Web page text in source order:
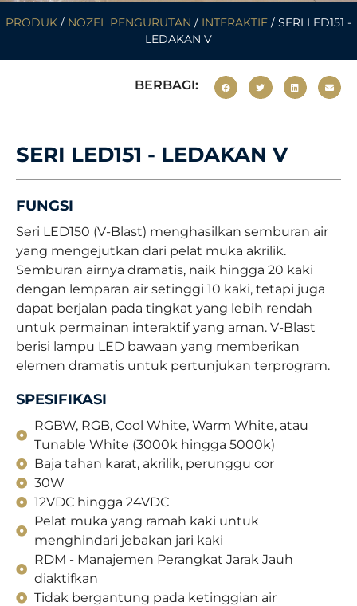
PRODUK / NOZEL PENGURUTAN / INTERAKTIF / SERI LED151 -
LEDAKAN V
BERBAGI:
SERI LED151 - LEDAKAN V
FUNGSI
Seri LED150 (V-Blast) menghasilkan semburan air
yang mengejutkan dari pelat muka akrilik.
Semburan airnya dramatis, naik hingga 20 kaki
dengan lemparan air setinggi 10 kaki, tetapi juga
dapat berjalan pada tingkat yang lebih rendah
untuk permainan interaktif yang aman. V-Blast
berisi lampu LED bawaan yang memberikan
elemen dramatis untuk pertunjukan terprogram.
SPESIFIKASI
RGBW, RGB, Cool White, Warm White, atau
Tunable White (3000k hingga 5000k)
Baja tahan karat, akrilik, perunggu cor
30W
12VDC hingga 24VDC
Pelat muka yang ramah kaki untuk
menghindari jebakan jari kaki
RDM - Manajemen Perangkat Jarak Jauh
diaktifkan
Tidak bergantung pada ketinggian air